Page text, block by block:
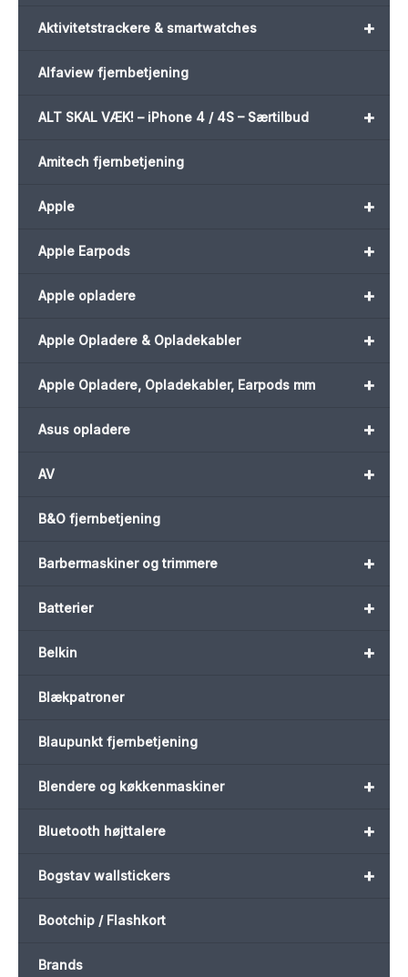
+
Aktivitetstrackere & smartwatches
Alfaview fjernbetjening
+
ALT SKAL VÆK! – iPhone 4 / 4S – Særtilbud
Amitech fjernbetjening
+
Apple
+
Apple Earpods
+
Apple opladere
+
Apple Opladere & Opladekabler
+
Apple Opladere, Opladekabler, Earpods mm
+
Asus opladere
+
AV
B&O fjernbetjening
+
Barbermaskiner og trimmere
+
Batterier
+
Belkin
Blækpatroner
Blaupunkt fjernbetjening
+
Blendere og køkkenmaskiner
+
Bluetooth højttalere
+
Bogstav wallstickers
Bootchip / Flashkort
Brands